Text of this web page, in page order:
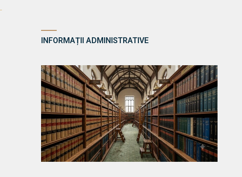
INFORMAȚII ADMINISTRATIVE